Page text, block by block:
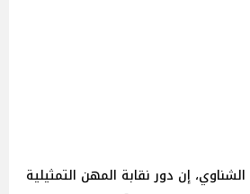
إن دور نقابة المهن التمثيلية